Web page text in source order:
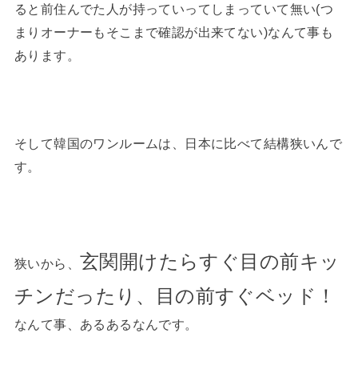
ると前住んでた人が持っていってしまっていて無い(つ
まりオーナーもそこまで確認が出来てない)なんて事も
あります。
そして韓国のワンルームは、日本に比べて結構狭いんで
す。
狭いから、 玄関開けたらすぐ目の前キッ
チンだったり、目の前すぐベッド！
なんて事、あるあるなんです。